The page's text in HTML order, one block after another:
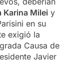
Karina Milei y
en su
exigió la
Causa de
Javier